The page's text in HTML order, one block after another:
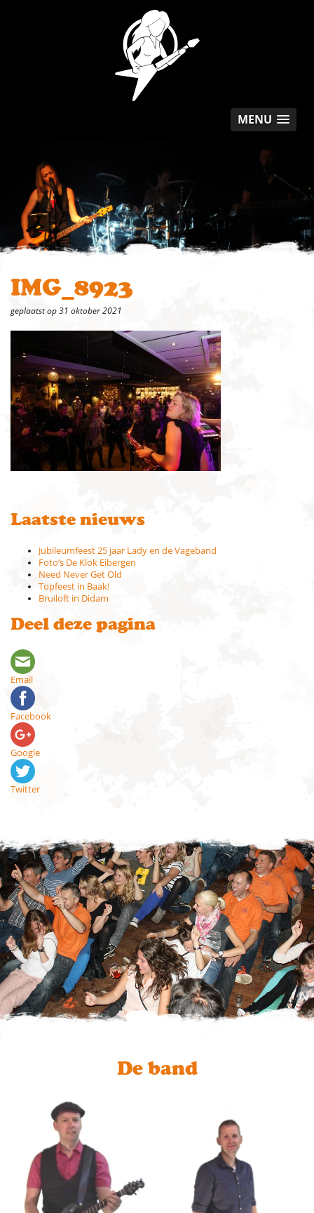
MENU
IMG_8923
geplaatst op 31 oktober 2021
Laatste nieuws
Jubileumfeest 25 jaar Lady en de Vageband
Foto’s De Klok Eibergen
Need Never Get Old
Topfeest in Baak!
Bruiloft in Didam
Deel deze pagina
Email
Facebook
Google
Twitter
De band